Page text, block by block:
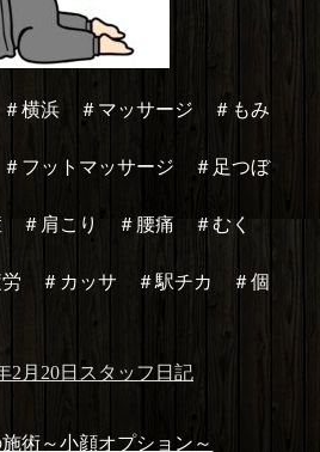
横浜 ＃マッサージ ＃もみ
フットマッサージ ＃足つぼ
＃肩こり ＃腰痛 ＃むく
労 ＃カッサ ＃駅チカ ＃個
2月20日 カ
ゴ
スタッフ日記
術～小顔オプション～